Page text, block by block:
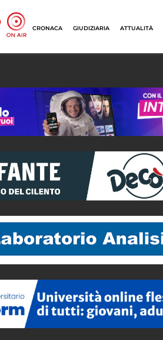
CRONACA GIUDIZIARIA ATTUALITÀ